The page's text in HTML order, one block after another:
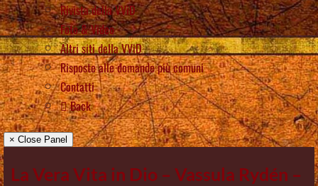
Rivista della VViD
Foto & Video
Altri siti della VViD
Risposte alle domande più comuni
Contatti
Back
× Close Panel
La Vera Vita in Dio – Vassula Rydén –